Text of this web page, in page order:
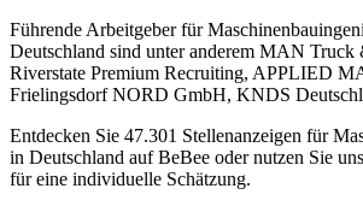
Führende Arbeitgeber für
Deutschland sind unter anderem MAN
Riverstate Premium Recruiting, APPLIED
Frielingsdorf NORD GmbH, KNDS
Entdecken Sie 47.301 Stellenanzeigen für
in Deutschland auf BeBee oder nutzen Sie
für eine individuelle Schätzung.